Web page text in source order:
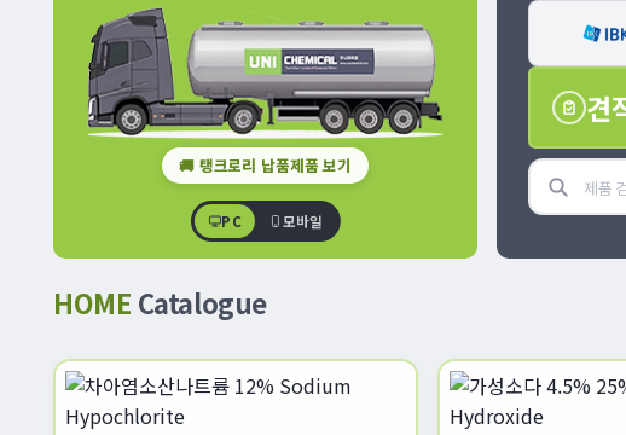
🚚 탱크로리 납품제품 보기
PC 모바일
견
HOME Catalogue